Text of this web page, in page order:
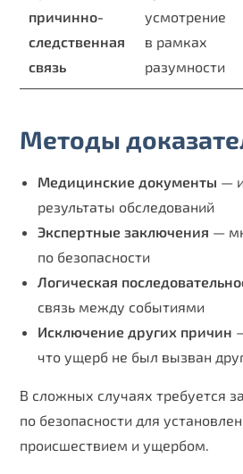
причинно-
следственная
связь
усмотрение
в рамках
разумности
Методы
Медицинские документы —
результаты обследований
Экспертные заключения —
по безопасности
Логическая
связь между событиями
Исключение других причин
что ущерб не был вызван
В сложных случаях требуется
по безопасности для
происшествием и ущербом.